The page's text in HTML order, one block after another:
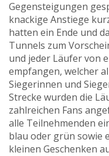
Gegensteigungen
knackige Anstiege
hatten ein Ende und
Tunnels zum
und jeder Läufer von
empfangen, welcher
Siegerinnen und
Strecke wurden die
zahlreichen Fans
alle Teilnehmenden
blau oder grün sowie
kleinen Geschenken